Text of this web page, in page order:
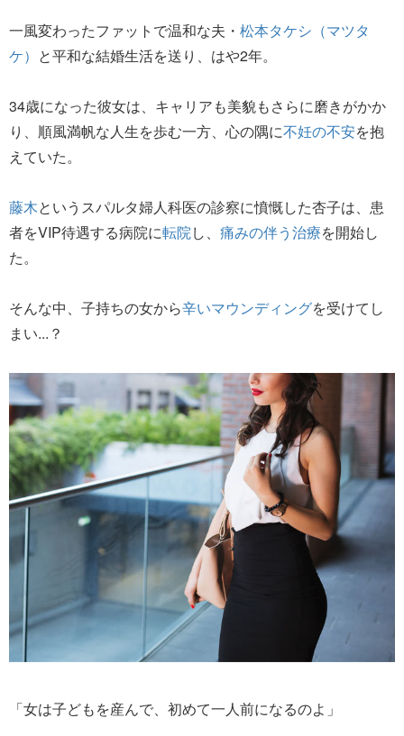
一風変わったファットで温和な夫・ 松本タケシ（マツタ
ケ） と平和な結婚生活を送り、はや2年。
34歳になった彼女は、キャリアも美貌もさらに磨きがかか
り、順風満帆な人生を歩む一方、心の隅に不妊の不安を抱
えていた。
藤木というスパルタ婦人科医の診察に憤慨した杏子は、患
者をVIP待遇する病院に転院し、 痛みの伴う治療を開始し
た。
そんな中、子持ちの女から辛いマウンディングを受けてし
まい...？
「女は子どもを産んで、初めて一人前になるのよ」